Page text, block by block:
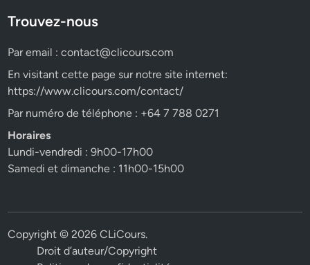
Trouvez-nous
Par email :contact@clicours.com
En visitant cette page sur notre site internet:
https://www.clicours.com/contact/
Par numéro de téléphone : +64 7 788 0271
Horaires
Lundi-vendredi : 9h00-17h00
Samedi et dimanche : 11h00-15h00
Copyright © 2026CLiCours.
Droit d’auteur/Copyright
1